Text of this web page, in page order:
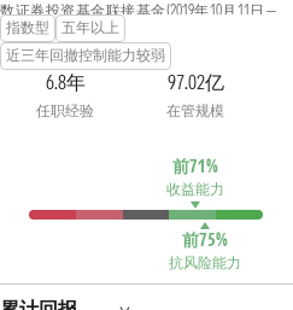
数证券投资基金联接基金(2019年10月11日—至
今)、上证超级大盘交易型开放式指数证券投
资基金(2019年10月11日—至今)、博时中证5G产
业50交易型开放式指数证券投资基金(2020年3月
27日—至今)、博时中证新能源汽车交易型开放
式指数证券投资基金(2020年12月10日—至今)、
投资基金(2020年12月30日—至今)、博时中证5G
产业50交易型开放式指数证券投资基金发起式
联接基金(2021年7月14日—至今)、博时中证新
能源交易型开放式指数证券投资基金(2021年7
月15日—至今)、博时中证科创创业50交易型开
放式指数证券投资基金(2021年8月19日—至
数证券投资基金(2021年9月24日—至今)、博时
指数型
五年以上
近三年回撤控制能力较弱
6.8年
任职经验
97.02亿
在管规模
前71%
收益能力
前75%
抗风险能力